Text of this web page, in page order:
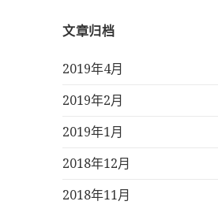
文章归档
2019年4月
2019年2月
2019年1月
2018年12月
2018年11月